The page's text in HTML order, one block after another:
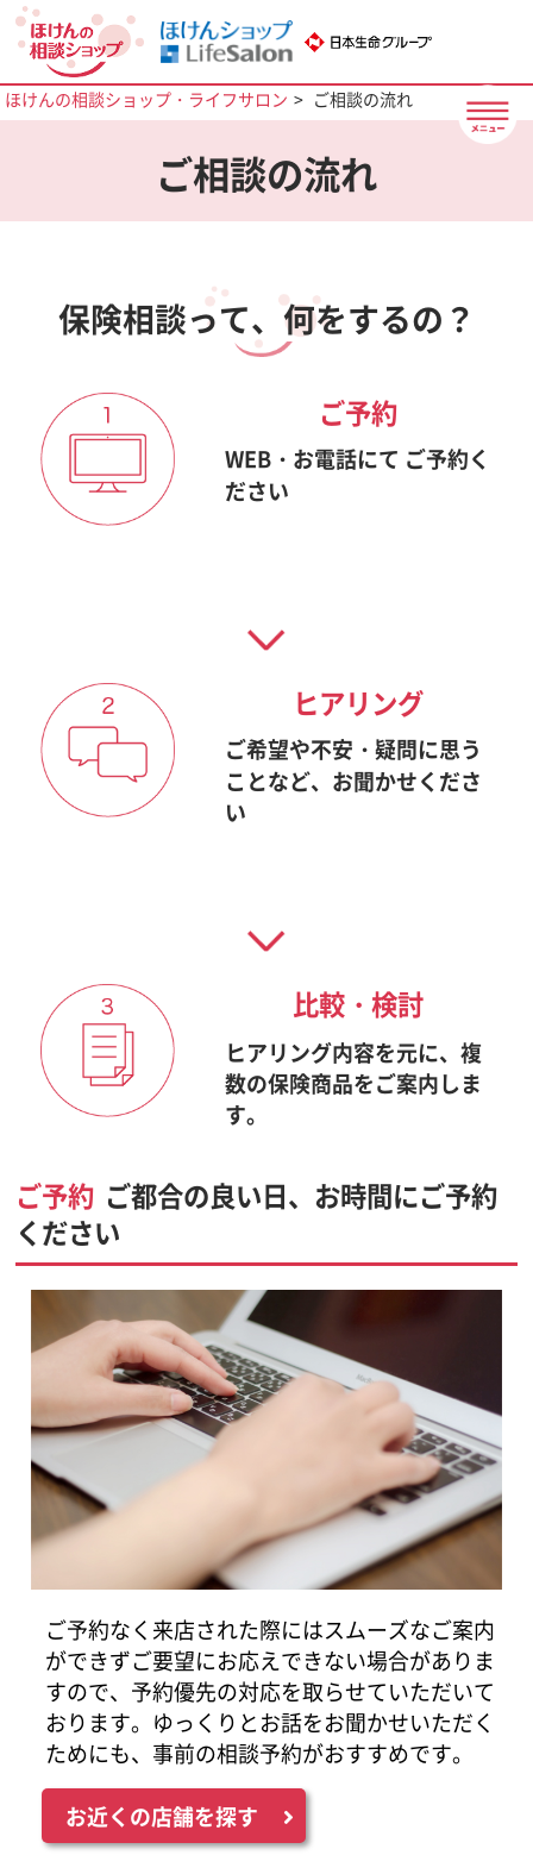
ほけんの相談ショップ・ライフサロン ご相談の流れ
ご相談の流れ
保険相談って、何をするの？
ご予約
WEB・お電話にて ご予約く
ださい
ヒアリング
ご希望や不安・疑問に思う
ことなど、お聞かせくださ
い
比較・検討
ヒアリング内容を元に、複
数の保険商品をご案内しま
す。
ご予約 ご都合の良い日、お時間にご予約
ください
ご予約なく来店された際にはスムーズなご案内
ができずご要望にお応えできない場合がありま
すので、予約優先の対応を取らせていただいて
おります。ゆっくりとお話をお聞かせいただく
ためにも、事前の相談予約がおすすめです。
お近くの店舗を探す